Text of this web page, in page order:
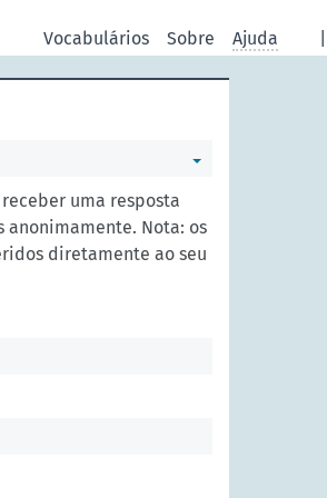
Vocabulários Sobre Ajuda
uma resposta
anonimamente. Nota: os
diretamente ao seu